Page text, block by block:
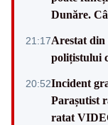
Dunăre.
21:17Arestat din
polițistului
20:52Incident
Parașutist
ratat